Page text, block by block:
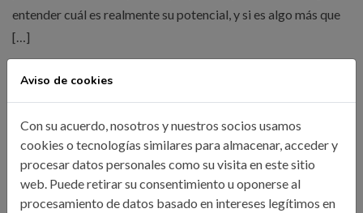
entender cuál es realmente su potencial, y si es algo más que
[…]
Aviso de cookies
Con su acuerdo, nosotros y nuestros socios usamos
cookies o tecnologías similares para almacenar, acceder y
procesar datos personales como su visita en este sitio
web. Puede retirar su consentimiento u oponerse al
procesamiento de datos basado en intereses legítimos en